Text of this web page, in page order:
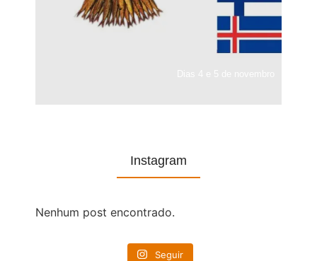
Instagram
Nenhum post encontrado.
Seguir